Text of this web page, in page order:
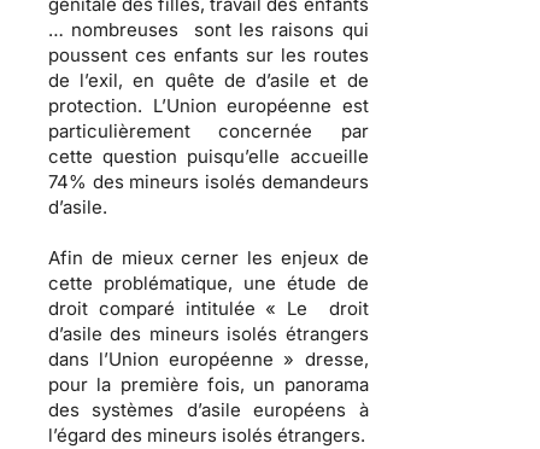
génitale des filles, travail des enfants
… nombreuses sont les raisons qui
poussent ces enfants sur les routes
de l’exil, en quête de d’asile et de
protection. L’Union européenne est
particulièrement concernée par
cette question puisqu’elle accueille
74% des mineurs isolés demandeurs
d’asile.
Afin de mieux cerner les enjeux de
cette problématique, une étude de
droit comparé intitulée « Le droit
d’asile des mineurs isolés étrangers
dans l’Union européenne » dresse,
pour la première fois, un panorama
des systèmes d’asile européens à
l’égard des mineurs isolés étrangers.